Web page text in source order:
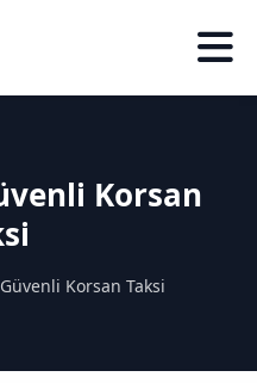
Korsan
Korsan Taksi